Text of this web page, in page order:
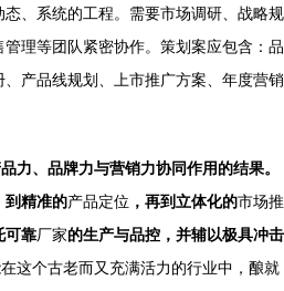
态、系统的工程。需要市场调研、战略规
理等团队紧密协作。策划案应包含：品
产品线规划、上市推广方案、年度营销
力、品牌力与营销力协同作用的结果。
到精准的产品定位 ，再到立体化的市场推
可靠厂家的生产与品控，并辅以极具冲击
这个古老而又充满活力的行业中，酿就